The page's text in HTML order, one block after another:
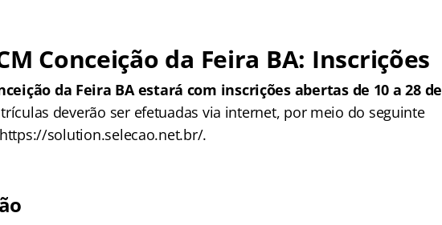
Conceição da Feira BA: Inscrições
da Feira BA estará com inscrições abertas de 10 a 28 de
deverão ser efetuadas via internet, por meio do seguinte
solution.selecao.net.br/.